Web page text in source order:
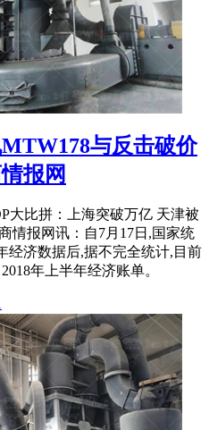
与反击破价
报网
大比拼：上海突破万亿 天津被
情报网讯：自7月17日,国家统
经济数据后,据不完全统计,目前
年上半年经济账单。